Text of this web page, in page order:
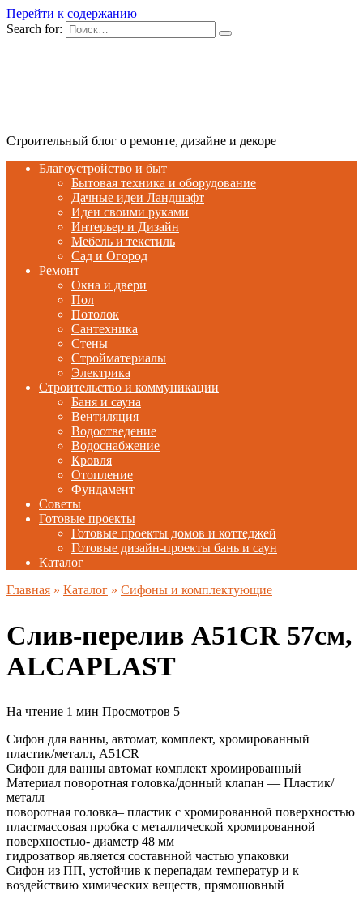
Перейти к содержанию
Search for:
Строительный блог о ремонте, дизайне и декоре
Благоустройство и быт
Бытовая техника и оборудование
Дачные идеи Ландшафт
Идеи своими руками
Интерьер и Дизайн
Мебель и текстиль
Сад и Огород
Ремонт
Окна и двери
Пол
Потолок
Сантехника
Стены
Стройматериалы
Электрика
Строительство и коммуникации
Баня и сауна
Вентиляция
Водоотведение
Водоснабжение
Кровля
Отопление
Фундамент
Советы
Готовые проекты
Готовые проекты домов и коттеджей
Готовые дизайн-проекты бань и саун
Каталог
Главная » Каталог » Сифоны и комплектующие
Слив-перелив A51CR 57см,
ALCAPLAST
На чтение 1 мин Просмотров 5
Сифон для ванны, автомат, комплект, хромированный
пластик/металл, A51CR
Сифон для ванны автомат комплект хромированный
Материал поворотная головка/донный клапан — Пластик/
металл
поворотная головка– пластик с хромированной поверхностью
пластмассовая пробка с металлической хромированной
поверхностью- диаметр 48 мм
гидрозатвор является составнной частью упаковки
Сифон из ПП, устойчив к перепадам температур и к
воздействию химических веществ, прямошовный